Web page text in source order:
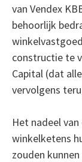
van Vendex
behoorlijk
constructie te
Capital (dat
vervolgens
Het nadeel
winkelketens
zouden